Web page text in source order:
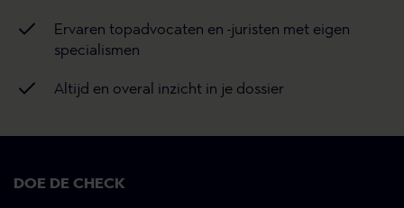
Ervaren topadvocaten en -juristen met eigen
specialismen
Altijd en overal inzicht in je dossier
DOE DE CHECK